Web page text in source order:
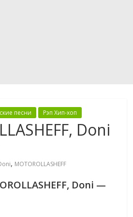
песни Рэп Хип-хоп
Doni
, MOTOROLLASHEFF
Doni —